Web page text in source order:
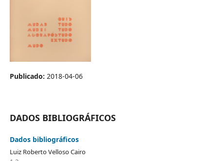
Publicado: 2018-04-06
DADOS BIBLIOGRÁFICOS
Dados bibliográficos
Luiz Roberto Velloso Cairo